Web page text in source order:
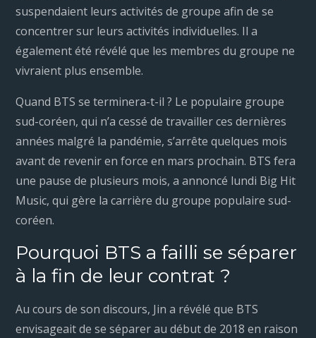
suspendaient leurs activités de groupe afin de se
concentrer sur leurs activités individuelles. Il a
également été révélé que les membres du groupe ne
vivraient plus ensemble.
Quand BTS se terminera-t-il ? Le populaire groupe
sud-coréen, qui n’a cessé de travailler ces dernières
années malgré la pandémie, s’arrête quelques mois
avant de revenir en force en mars prochain. BTS fera
une pause de plusieurs mois, a annoncé lundi Big Hit
Music, qui gère la carrière du groupe populaire sud-
coréen.
Pourquoi BTS a failli se séparer
à la fin de leur contrat ?
Au cours de son discours, Jin a révélé que BTS
envisageait de se séparer au début de 2018 en raison